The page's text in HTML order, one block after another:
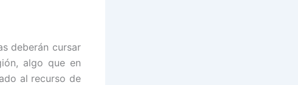
deberán cursar
algo que en
al recurso de